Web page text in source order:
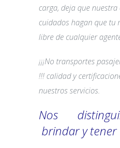
carga, deja que
cuidados hagan que tu
libre de cualquier
¡¡¡No transportes
!!! calidad y
nuestros servicios.
Nos
brindar y tener